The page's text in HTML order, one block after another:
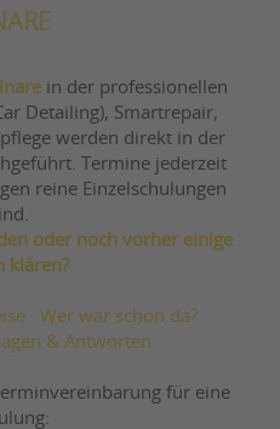
in der professionellen
Detailing), Smartrepair,
werden direkt in der
Termine jederzeit
reine Einzelschulungen
oder noch vorher einige
klären?
Wer war schon da?
& Antworten
für eine